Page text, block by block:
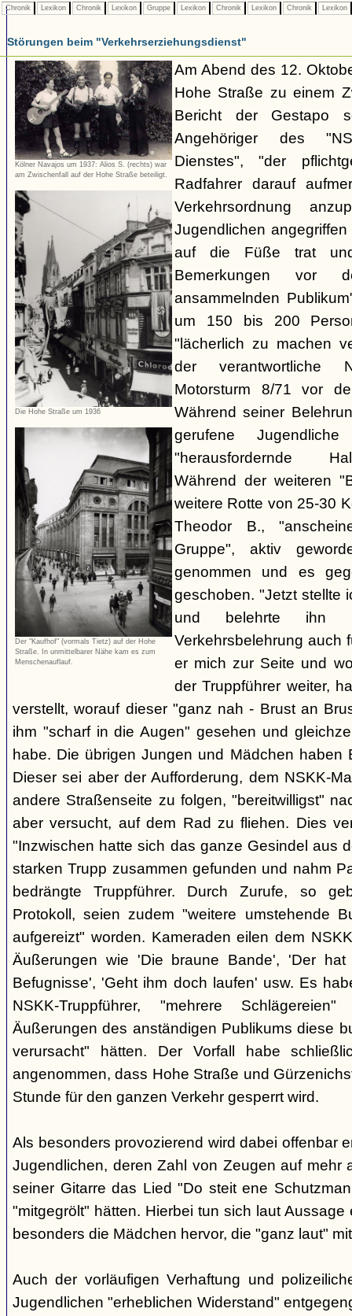
Chronik Lexikon Chronik Lexikon Gruppe Lexikon Chronik Lexikon Chronik Lexikon
Störungen beim "Verkehrserziehungsdienst"
Kölner Navajos um 1937: Alios S. (rechts) war
am Zwischenfall auf der Hohe Straße beteiligt.
Die Hohe Straße um 1936
Der "Kaufhof" (vormals Tietz) auf der Hohe
Straße. In unmittelbarer Nähe kam es zum
Menschenauflauf.
Am Abend des 12.
Hohe Straße zu einem
Bericht der Gestapo
Angehöriger des
Dienstes", "der
Radfahrer darauf
Verkehrsordnung
Jugendlichen
auf die Füße trat und
Bemerkungen vor
ansammelnden
um 150 bis 200
"lächerlich zu machen
der verantwortliche
Motorsturm 8/71 vor
Während seiner
gerufene
"herausfordernde
Während der weiteren
weitere Rotte von 25-30
Theodor B.,
Gruppe", aktiv
genommen und es
geschoben. "Jetzt stellte
und belehrte ihn
Verkehrsbelehrung auch
er mich zur Seite und
der Truppführer weiter,
verstellt, worauf dieser "ganz nah - Brust an
ihm "scharf in die Augen" gesehen und
habe. Die übrigen Jungen und Mädchen haben
Dieser sei aber der Aufforderung, dem NSKK-
andere Straßenseite zu folgen, "bereitwilligst"
aber versucht, auf dem Rad zu fliehen. Dies
"Inzwischen hatte sich das ganze Gesindel aus
starken Trupp zusammen gefunden und nahm
bedrängte Truppführer. Durch Zurufe, so
Protokoll, seien zudem "weitere umstehende
aufgereizt" worden. Kameraden eilen dem
Äußerungen wie 'Die braune Bande', 'Der hat
Befugnisse', 'Geht ihm doch laufen' usw. Es
NSKK-Truppführer, "mehrere
Äußerungen des anständigen Publikums diese
verursacht" hätten. Der Vorfall habe
angenommen, dass Hohe Straße und
Stunde für den ganzen Verkehr gesperrt wird.
Als besonders provozierend wird dabei offenbar
Jugendlichen, deren Zahl von Zeugen auf mehr
seiner Gitarre das Lied "Do steit ene
"mitgegrölt" hätten. Hierbei tun sich laut
besonders die Mädchen hervor, die "ganz laut"
Auch der vorläufigen Verhaftung und
Jugendlichen "erheblichen Widerstand"